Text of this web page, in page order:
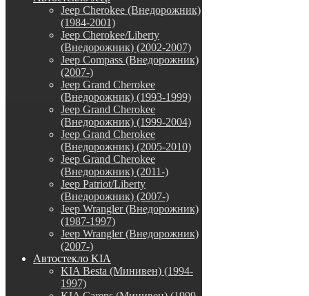
Jeep Cherokee (Внедорожник)
(1984-2001)
Jeep Cherokee/Liberty
(Внедорожник) (2002-2007)
Jeep Compass (Внедорожник)
(2007-)
Jeep Grand Cherokee
(Внедорожник) (1993-1999)
Jeep Grand Cherokee
(Внедорожник) (1999-2004)
Jeep Grand Cherokee
(Внедорожник) (2005-2010)
Jeep Grand Cherokee
(Внедорожник) (2011-)
Jeep Patriot/Liberty
(Внедорожник) (2007-)
Jeep Wrangler (Внедорожник)
(1987-1997)
Jeep Wrangler (Внедорожник)
(2007-)
Автостекло KIA
KIA Besta (Минивен) (1994-
1997)